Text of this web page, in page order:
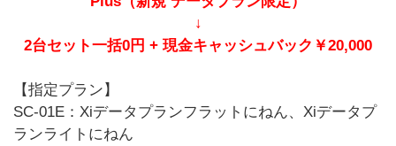
↓
2台セット一括0円 + 現金キャッシュバック￥20,000
【指定プラン】
SC-01E：Xiデータプランフラットにねん、Xiデータプ
ランライトにねん